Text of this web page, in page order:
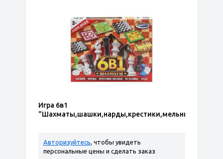
Игра 6в1
"Шахматы,шашки,нарды,крестики,мельница,лудо"
Авторизуйтесь, чтобы увидеть
персональные цены и сделать заказ